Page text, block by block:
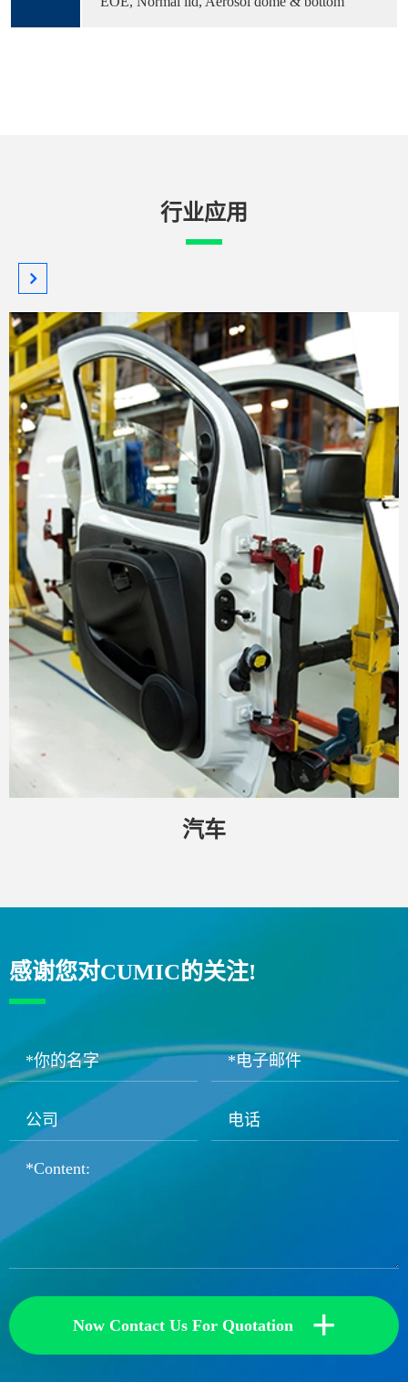
行业应用
汽车
感谢您对CUMIC的关注!
Now Contact Us For Quotation +